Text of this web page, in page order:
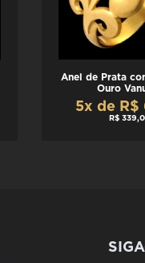
Anel de Prata
Ouro
5x de R$
R$